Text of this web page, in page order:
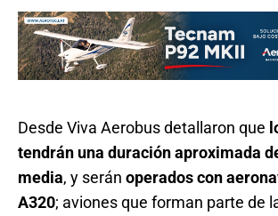
Desde Viva Aerobus detallaron que
tendrán una duración aproximada
media, y serán operados con
A320; aviones que forman parte de